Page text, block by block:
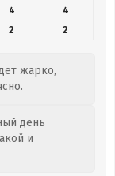
4
4
2 2
жарко,
день
и